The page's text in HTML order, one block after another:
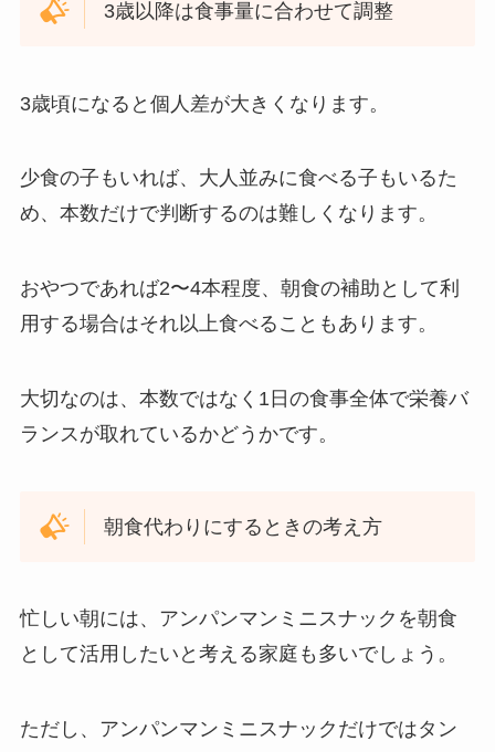
3歳以降は食事量に合わせて調整
3歳頃になると個人差が大きくなります。
少食の子もいれば、大人並みに食べる子もいるた
め、本数だけで判断するのは難しくなります。
おやつであれば2〜4本程度、朝食の補助として利
用する場合はそれ以上食べることもあります。
大切なのは、本数ではなく1日の食事全体で栄養バ
ランスが取れているかどうかです。
朝食代わりにするときの考え方
忙しい朝には、アンパンマンミニスナックを朝食
として活用したいと考える家庭も多いでしょう。
ただし、アンパンマンミニスナックだけではタン